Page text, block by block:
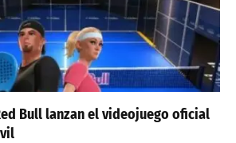
Bull lanzan el videojuego oficial